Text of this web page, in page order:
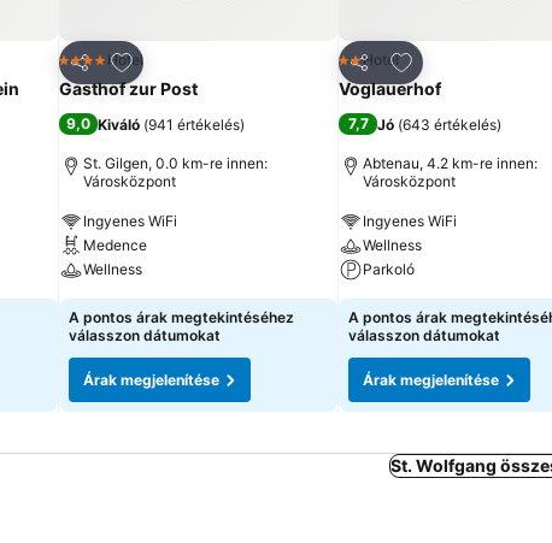
Megosztás
Hozzáadás a kedvencekhez
4 Kategória
Hotel
Gasthof zur Post
9,0 Kiváló (941 értékelés)
St. Gilgen, 0.0 km-re innen:
Városközpont
Ingyenes WiFi
Medence
Wellness
A pontos árak megtekintéséhez
válasszon dátumokat
Árak megjelenítése
Megosztás
Hozzáadás a
2 Kategória
Hotel
Voglauerhof
7,7 Jó (643 értékelés)
Abtenau, 4.2 km-re innen:
Városközpont
Ingyenes WiFi
Wellness
Parkoló
A pontos árak
válasszon dátumokat
Árak megjelenítése
St. Wolfgang